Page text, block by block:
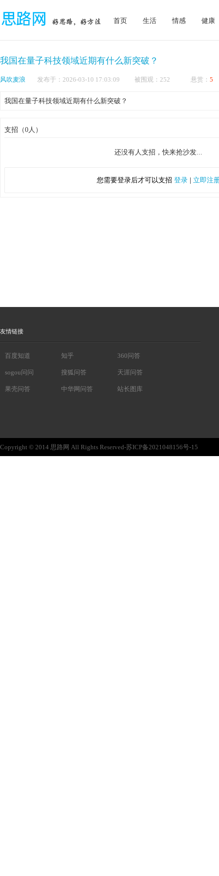
首页 生活 情感 健康
我国在量子科技领域近期有什么新突破？
风吹麦浪 发布于：2026-03-10 17:03:09 被围观：252 悬赏： 5
我国在量子科技领域近期有什么新突破？
支招（0人）
还没有人支招，快来抢沙发...
您需要登录后才可以支招 登录| 立即注
友情链接
百度知道 知乎 360问答
sogou问问 搜狐问答 天涯问答
果壳问答 中华网问答 站长图库
Copyright © 2014 思路网 All Rights Reserved-苏ICP备2021048156号-15